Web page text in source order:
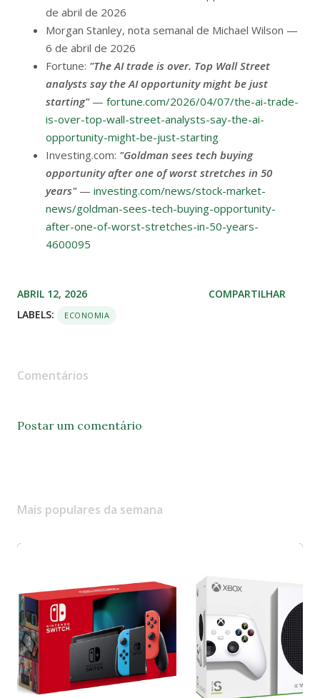
de abril de 2026
Morgan Stanley, nota semanal de Michael Wilson —
6 de abril de 2026
Fortune: "The AI trade is over. Top Wall Street
analysts say the AI opportunity might be just
starting"— fortune.com/2026/04/07/the-ai-trade-
is-over-top-wall-street-analysts-say-the-ai-
opportunity-might-be-just-starting
Investing.com: "Goldman sees tech buying
opportunity after one of worst stretches in 50
years"— investing.com/news/stock-market-
news/goldman-sees-tech-buying-opportunity-
after-one-of-worst-stretches-in-50-years-
4600095
ABRIL 12, 2026
LABELS:
ECONOMIA
COMPARTILHAR
Comentários
Postar um comentário
Mais populares da semana